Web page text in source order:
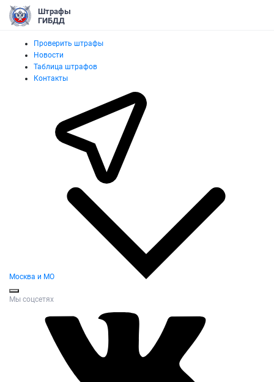
Штрафы
ГИБДД
Проверить штрафы
Новости
Таблица штрафов
Контакты
Москва и МО
Мы соцсетях